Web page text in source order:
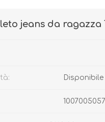
jeans da ragazza
Disponibile